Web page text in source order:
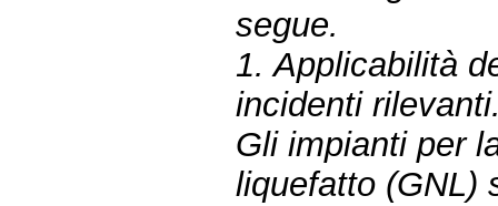
segue.
1. Applicabilità
incidenti
Gli impianti per
liquefatto (GNL)